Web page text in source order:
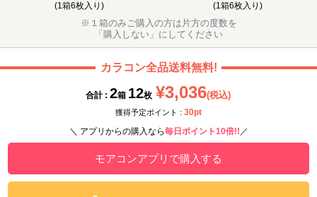
(1箱6枚入り) (1箱6枚入り)
※１箱のみご購入の方は片方の度数を
「購入しない」にしてください
カラコン全品送料無料!
合計 : 2箱 12枚 ¥3,036(税込)
獲得予定ポイント : 30pt
＼ アプリからの購入なら毎日ポイント10倍!! ／
モアコンアプリで購入する